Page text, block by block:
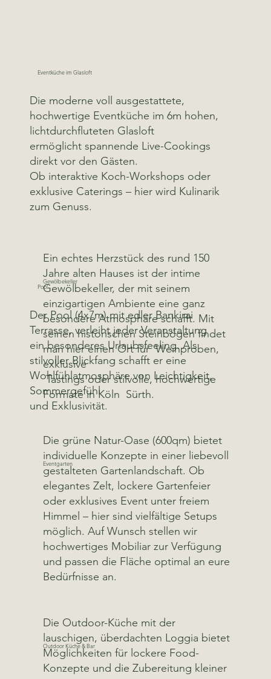
Eventküche im Glasloft
Die moderne voll ausgestattete,
hochwertige Eventküche im 6m hohen,
lichtdurchfluteten Glasloft
ermöglicht spannende Live-Cookings
direkt vor den Gästen.
Ob interaktive Koch-Workshops oder
exklusive Caterings – hier wird Kulinarik
zum Genuss.
Pool
Der Pool (4x7m) mit edler Bankirai
Terrasse, verleiht jeder Veranstaltung
ein besonderes Urlaubsfeeling. Als
stilvoller Blickfang schafft er eine
Wohlfühlatmosphäre von Leichtigkeit,
Sommergefühl
und Exklusivität.
Gewölbekeller
Ein echtes Herzstück des rund 150
Jahre alten Hauses ist der intime
Gewölbekeller, der mit seinem
einzigartigen Ambiente eine ganz
besondere Atmosphäre schafft. Mit
seinen historischen Steinbögen findet
man hier einen Ort für Weinproben,
exklusive
Tastings oder stilvolle, hochwertige
Formate in Köln Sürth.
Eventgarten
Die grüne Natur-Oase (600qm) bietet
individuelle Konzepte in einer liebevoll
gestalteten Gartenlandschaft. Ob
elegantes Zelt, lockere Gartenfeier
oder exklusives Event unter freiem
Himmel – hier sind vielfältige Setups
möglich. Auf Wunsch stellen wir
hochwertiges Mobiliar zur Verfügung
und passen die Fläche optimal an eure
Bedürfnisse an.
Outdoor Küche & Bar
Die Outdoor-Küche mit der
lauschigen, überdachten Loggia bietet
Möglichkeiten für lockere Food-
Konzepte und die Zubereitung kleiner